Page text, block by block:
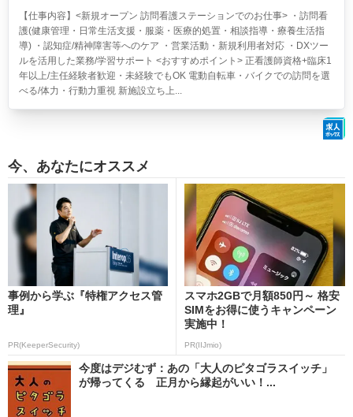
【仕事内容】<新規オープン 訪問看護ステーションでのお仕事> ・訪問看
護(健康管理・日常生活支援・服薬・医療的処置・相談指導・療養生活指
導) ・認知症/精神障害等へのケア ・営業活動・新規利用者対応 ・DXツー
ルを活用した業務/学習サポート <おすすめポイント> 正看護師資格+臨床1
年以上/主任経験者歓迎・未経験でもOK 電動自転車・バイクでの訪問を選
べる/体力・行動力重視 新施設立ち上...
今、あなたにオススメ
事例から学ぶ『特権アクセス管
理』
PR(KeeperSecurity)
スマホ2GBで月額850円～ 格安
SIMをお得に使うキャンペーン
実施中！
PR(IIJmio)
今度はデジむず：あの「大人のピタゴラスイッチ」
が帰ってくる 正月から縁起がいい！...